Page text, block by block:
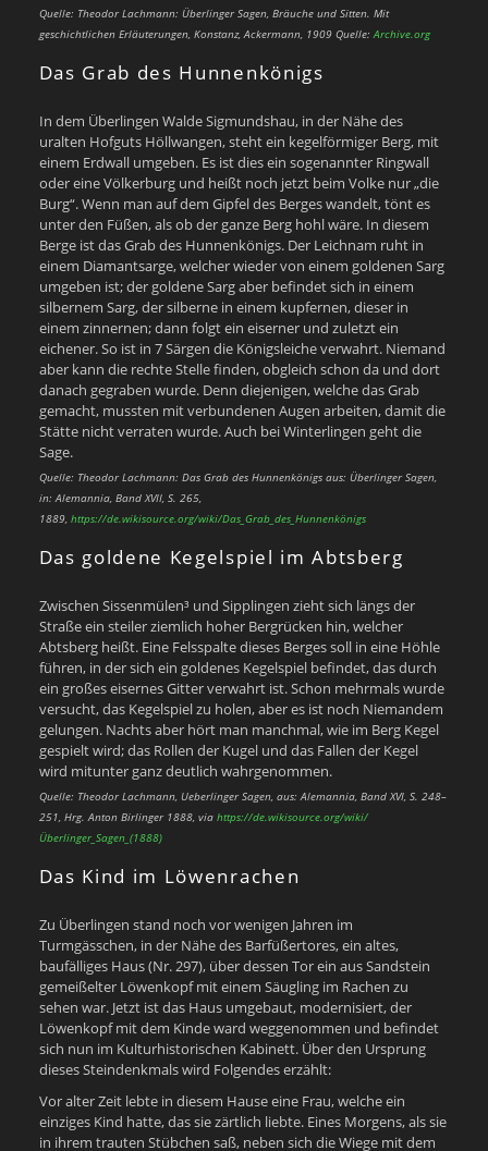
Quelle: Theodor Lachmann: Überlinger Sagen, Bräuche und Sitten. Mit
geschichtlichen Erläuterungen, Konstanz, Ackermann, 1909 Quelle: Archive.org
Das Grab des Hunnenkönigs
In dem Überlingen Walde Sigmundshau, in der Nähe des
uralten Hofguts Höllwangen, steht ein kegelförmiger Berg, mit
einem Erdwall umgeben. Es ist dies ein sogenannter Ringwall
oder eine Völkerburg und heißt noch jetzt beim Volke nur „die
Burg“. Wenn man auf dem Gipfel des Berges wandelt, tönt es
unter den Füßen, als ob der ganze Berg hohl wäre. In diesem
Berge ist das Grab des Hunnenkönigs. Der Leichnam ruht in
einem Diamantsarge, welcher wieder von einem goldenen Sarg
umgeben ist; der goldene Sarg aber befindet sich in einem
silbernem Sarg, der silberne in einem kupfernen, dieser in
einem zinnernen; dann folgt ein eiserner und zuletzt ein
eichener. So ist in 7 Särgen die Königsleiche verwahrt. Niemand
aber kann die rechte Stelle finden, obgleich schon da und dort
danach gegraben wurde. Denn diejenigen, welche das Grab
gemacht, mussten mit verbundenen Augen arbeiten, damit die
Stätte nicht verraten wurde. Auch bei Winterlingen geht die
Sage.
Quelle: Theodor Lachmann: Das Grab des Hunnenkönigs aus: Überlinger Sagen,
in: Alemannia, Band XVII, S. 265,
1889, https://de.wikisource.org/wiki/Das_Grab_des_Hunnenkönigs
Das goldene Kegelspiel im Abtsberg
Zwischen Sissenmülen³ und Sipplingen zieht sich längs der
Straße ein steiler ziemlich hoher Bergrücken hin, welcher
Abtsberg heißt. Eine Felsspalte dieses Berges soll in eine Höhle
führen, in der sich ein goldenes Kegelspiel befindet, das durch
ein großes eisernes Gitter verwahrt ist. Schon mehrmals wurde
versucht, das Kegelspiel zu holen, aber es ist noch Niemandem
gelungen. Nachts aber hört man manchmal, wie im Berg Kegel
gespielt wird; das Rollen der Kugel und das Fallen der Kegel
wird mitunter ganz deutlich wahrgenommen.
Quelle: Theodor Lachmann, Ueberlinger Sagen, aus: Alemannia, Band XVI, S. 248–
251, Hrg. Anton Birlinger 1888, via https://de.wikisource.org/wiki/
Überlinger_Sagen_(1888)
Das Kind im Löwenrachen
Zu Überlingen stand noch vor wenigen Jahren im
Turmgässchen, in der Nähe des Barfüßertores, ein altes,
baufälliges Haus (Nr. 297), über dessen Tor ein aus Sandstein
gemeißelter Löwenkopf mit einem Säugling im Rachen zu
sehen war. Jetzt ist das Haus umgebaut, modernisiert, der
Löwenkopf mit dem Kinde ward weggenommen und befindet
sich nun im Kulturhistorischen Kabinett. Über den Ursprung
dieses Steindenkmals wird Folgendes erzählt:
Vor alter Zeit lebte in diesem Hause eine Frau, welche ein
einziges Kind hatte, das sie zärtlich liebte. Eines Morgens, als sie
in ihrem trauten Stübchen saß, neben sich die Wiege mit dem